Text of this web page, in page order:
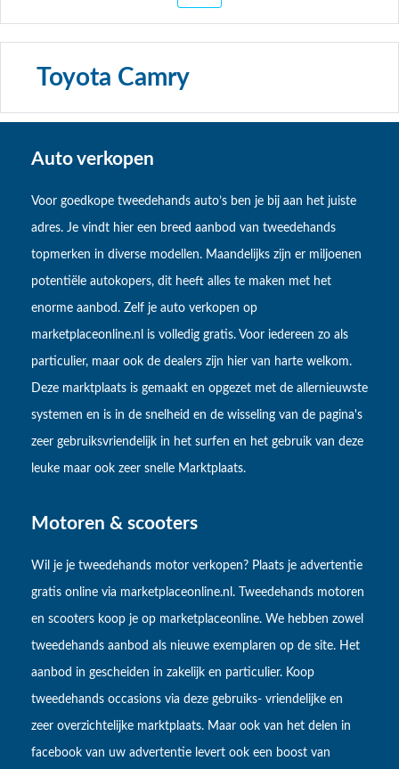
Toyota Camry
Auto verkopen
Voor goedkope tweedehands auto’s ben je bij aan het juiste
adres. Je vindt hier een breed aanbod van tweedehands
topmerken in diverse modellen. Maandelijks zijn er miljoenen
potentiële autokopers, dit heeft alles te maken met het
enorme aanbod. Zelf je auto verkopen op
marketplaceonline.nl is volledig gratis. Voor iedereen zo als
particulier, maar ook de dealers zijn hier van harte welkom.
Deze marktplaats is gemaakt en opgezet met de allernieuwste
systemen en is in de snelheid en de wisseling van de pagina's
zeer gebruiksvriendelijk in het surfen en het gebruik van deze
leuke maar ook zeer snelle Marktplaats.
Motoren & scooters
Wil je je tweedehands motor verkopen? Plaats je advertentie
gratis online via marketplaceonline.nl. Tweedehands motoren
en scooters koop je op marketplaceonline. We hebben zowel
tweedehands aanbod als nieuwe exemplaren op de site. Het
aanbod in gescheiden in zakelijk en particulier. Koop
tweedehands occasions via deze gebruiks- vriendelijke en
zeer overzichtelijke marktplaats. Maar ook van het delen in
facebook van uw advertentie levert ook een boost van